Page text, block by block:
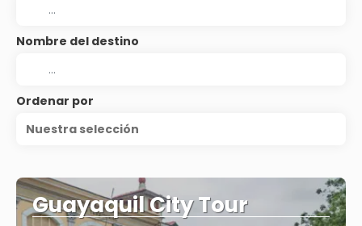
Nombre del destino
Ordenar por
Nuestra selección
Guayaquil City Tour